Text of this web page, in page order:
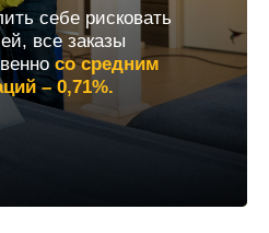
себе рисковать
все заказы
со средним
– 0,71%.